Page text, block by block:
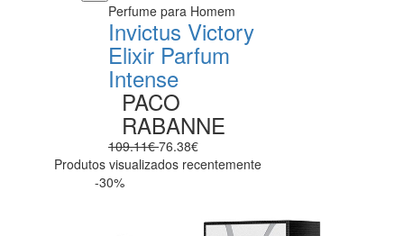
Perfume para Homem
Invictus Victory
Elixir Parfum
Intense
PACO
RABANNE
109.11€76.38€
Produtos visualizados recentemente
-30%